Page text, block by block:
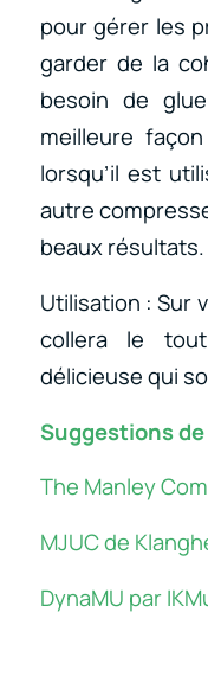
pour gérer les
garder de la
besoin de
meilleure
lorsqu’il est
autre
beaux résultats.
Utilisation : Sur
collera le
délicieuse qui
Suggestions
The Manley
MJUC de
DynaMU par